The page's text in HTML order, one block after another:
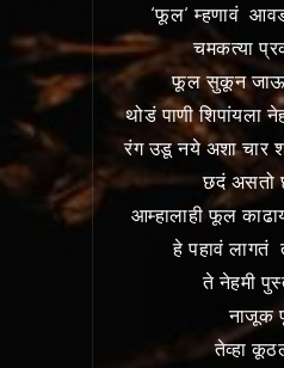
‘फूल‘ म्हणावं
चमकत्या
फूल सुकून
थोडं पाणी शिपांयला
रंग उडू नये अशा चार
छदं असतो
आम्हालाही फूल
हे पहावं लागतं
ते नेहमी
नाजूक
तेव्हा